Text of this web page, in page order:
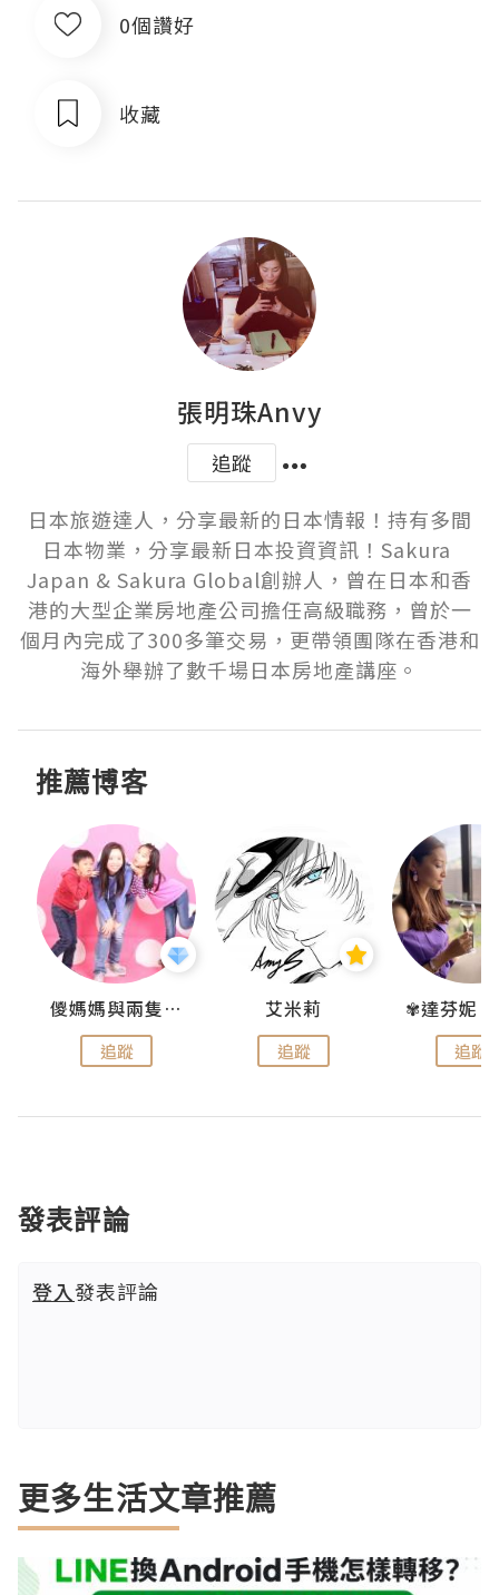
0個讚好
收藏
張明珠Anvy
追蹤
日本旅遊達人，分享最新的日本情報！持有多間
日本物業，分享最新日本投資資訊！Sakura
Japan & Sakura Global創辦人，曾在日本和香
港的大型企業房地產公司擔任高級職務，曾於一
個月內完成了300多筆交易，更帶領團隊在香港和
海外舉辦了數千場日本房地產講座。
推薦博客
儍媽媽與兩隻小魔怪之家
追蹤
艾米莉
追蹤 追蹤
發表評論
登入發表評論
更多生活文章推薦